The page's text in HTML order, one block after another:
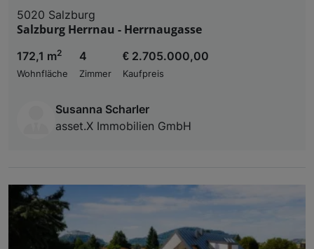
5020 Salzburg
Salzburg Herrnau - Herrnaugasse
172,1 m2
Wohnfläche
4
Zimmer
€ 2.705.000,00
Kaufpreis
Susanna Scharler
asset.X Immobilien GmbH